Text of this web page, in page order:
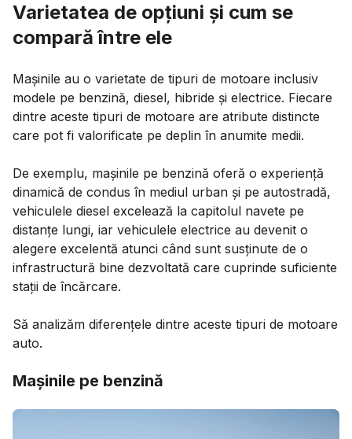
Varietatea de opțiuni și cum se
compară între ele
Mașinile au o varietate de tipuri de motoare inclusiv
modele pe benzină, diesel, hibride și electrice. Fiecare
dintre aceste tipuri de motoare are atribute distincte
care pot fi valorificate pe deplin în anumite medii.
De exemplu, mașinile pe benzină oferă o experiență
dinamică de condus în mediul urban și pe autostradă,
vehiculele diesel excelează la capitolul navete pe
distanțe lungi, iar vehiculele electrice au devenit o
alegere excelentă atunci când sunt susținute de o
infrastructură bine dezvoltată care cuprinde suficiente
stații de încărcare.
Să analizăm diferențele dintre aceste tipuri de motoare
auto.
Mașinile pe benzină